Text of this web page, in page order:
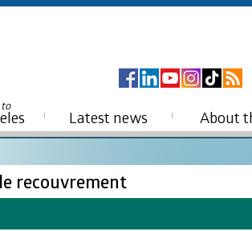
to
Latest news About
recouvrement